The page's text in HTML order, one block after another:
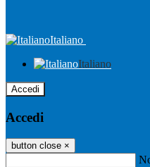
Italiano
Italiano
Accedi
Accedi
button close ×